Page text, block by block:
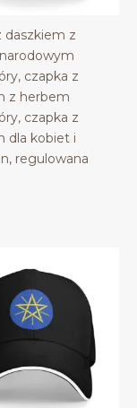
daszkiem z
czapka z
z herbem
czapka z
dla kobiet i
regulowana